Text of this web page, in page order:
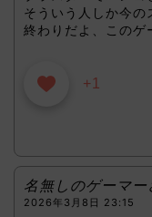
そういう人しか今の
終わりだよ、このゲ
+1
名無しのゲーマー
2026年3月8日 23:15